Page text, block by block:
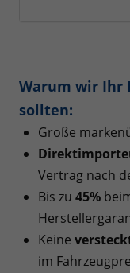
Warum wir Ihr
sollten:
Große
Vertrag nach
Bis zu 45%
Keine
im